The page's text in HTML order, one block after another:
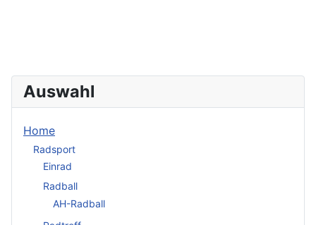
Auswahl
Home
Radsport
Einrad
Radball
AH-Radball